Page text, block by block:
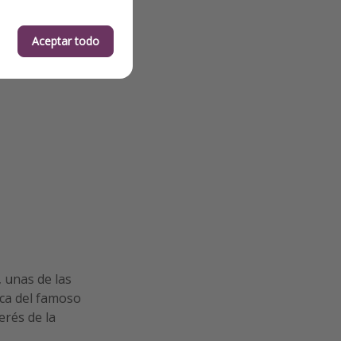
unas de las
del famoso
de la
Aceptar todo